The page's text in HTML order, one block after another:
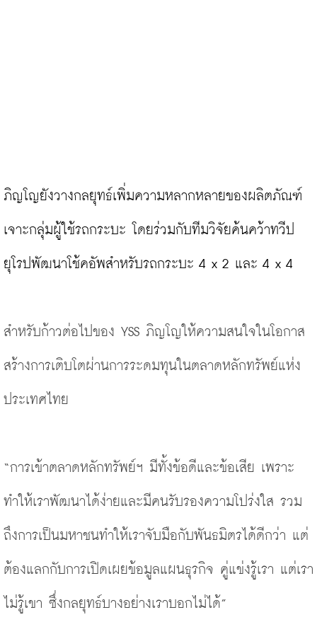
ภิญโญยังวางกลยุทธ์เพิ่มความหลากหลายของผลิตภัณฑ์
เจาะกลุ่มผู้ใช้รถกระบะ โดยร่วมกับทีมวิจัยค้นคว้าทวีป
ยุโรปพัฒนาโช้คอัพสำหรับรถกระบะ 4 x 2 และ 4 x 4
สำหรับก้าวต่อไปของ YSS ภิญโญให้ความสนใจในโอกาส
สร้างการเติบโตผ่านการระดมทุนในตลาดหลักทรัพย์แห่ง
ประเทศไทย
“การเข้าตลาดหลักทรัพย์ฯ มีทั้งข้อดีและข้อเสีย เพราะ
ทำให้เราพัฒนาได้ง่ายและมีคนรับรองความโปร่งใส รวม
ถึงการเป็นมหาชนทำให้เราจับมือกับพันธมิตรได้ดีกว่า แต่
ต้องแลกกับการเปิดเผยข้อมูลแผนธุรกิจ คู่แข่งรู้เรา แต่เรา
ไม่รู้เขา ซึ่งกลยุทธ์บางอย่างเราบอกไม่ได้”